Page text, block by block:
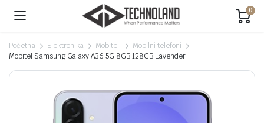
0
Početna Elektronika Mobiteli
Mobilni telefoni
Mobitel Samsung Galaxy A36 5G 8GB 128GB Lavender